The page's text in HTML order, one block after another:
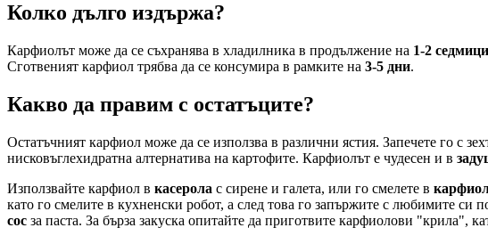
Колко дълго издържа?
Карфиолът може да се съхранява в хладилника в продължение на 1-2 седмици
Сготвеният карфиол трябва да се консумира в рамките на 3-5 дни.
Какво да правим с остатъците?
Остатъчният карфиол може да се използва в различни ястия. Запечете го с
нисковъглехидратна алтернатива на картофите. Карфиолът е чудесен и в
Използвайте карфиол в касерола с сирене и галета, или го смелете в
като го смелите в кухненски робот, а след това го запържите с любимите си
сос за паста. За бърза закуска опитайте да приготвите карфиолови "крила",